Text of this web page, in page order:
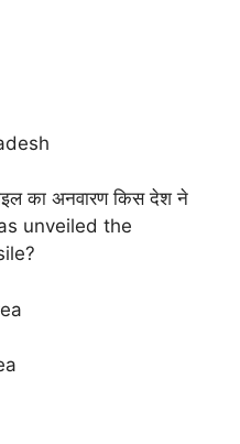
का अनवारण किस देश ने
unveiled the